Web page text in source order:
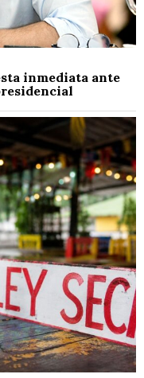
inmediata ante